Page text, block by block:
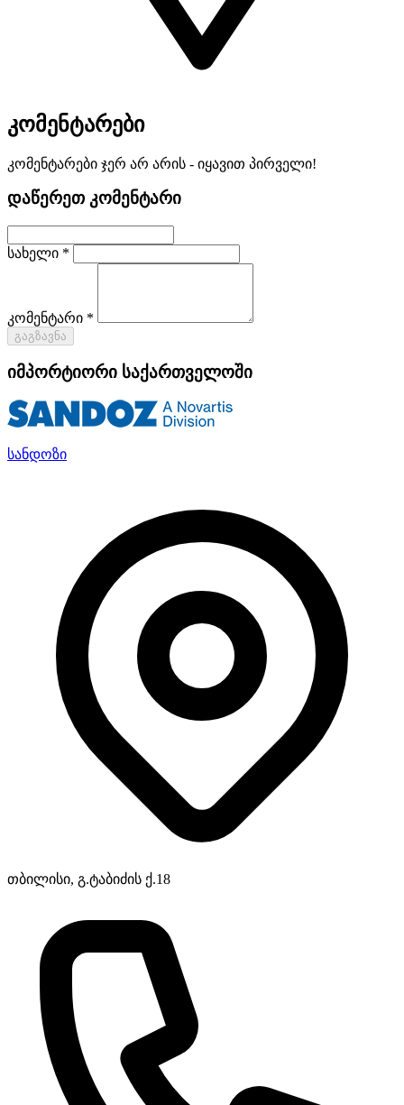
კომენტარები
კომენტარები ჯერ არ არის - იყავით პირველი!
დაწერეთ კომენტარი
სახელი *
კომენტარი *
გაგზავნა
იმპორტიორი საქართველოში
სანდოზი
თბილისი, გ.ტაბიძის ქ.18